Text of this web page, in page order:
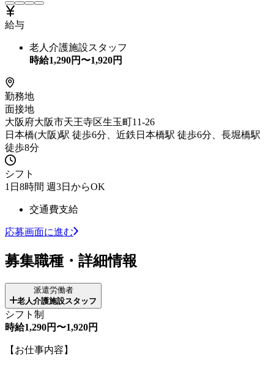
給与
老人介護施設スタッフ
時給1,290円〜1,920円
勤務地
面接地
大阪府大阪市天王寺区生玉町11-26
日本橋(大阪)駅 徒歩6分、近鉄日本橋駅 徒歩6分、長堀橋駅
徒歩8分
シフト
1日8時間 週3日からOK
交通費支給
応募画面に進む
募集職種・詳細情報
派遣労働者
老人介護施設スタッフ
シフト制
時給1,290円〜1,920円
【お仕事内容】